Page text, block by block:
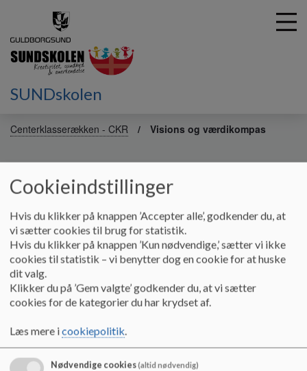
SUNDskolen
Centerklasserækken - CKR Visions og værdikompas
Vores vision i Centerklasserækken og SFO Regnbuen er:
Vi ønsker at vore elever forlader Folkeskolen så livduelige
som muligt
Ud fra et totalkommunikativt miljø, ønsker vi, at udvikle
elevernes livskvalitet under hensyntagen til
den enkeltes evner, udviklingsmuligheder og sociale
Vi ønsker målrettet specialpædagogisk dygtiggørelse
Cookieindstillinger
Hvis du klikker på knappen ’Accepter alle’, godkender du, at
vi sætter cookies til brug for statistik.
Hvis du klikker på knappen ’Kun nødvendige,’ sætter vi ikke
cookies til statistik – vi benytter dog en cookie for at huske
dit valg.
Klikker du på ’Gem valgte’ godkender du, at vi sætter
cookies for de kategorier du har krydset af.
Læs mere icookiepolitik.
Nødvendige cookies(altid nødvendig)